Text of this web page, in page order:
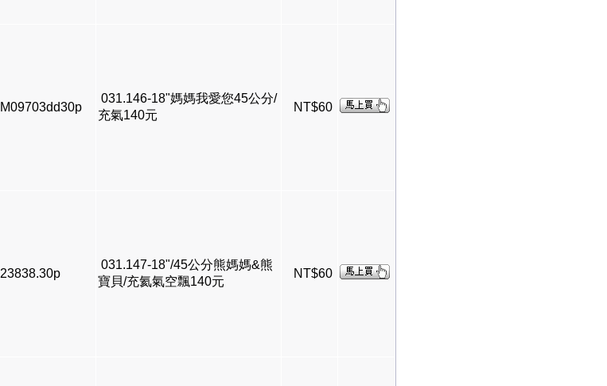
M09703dd30p
031.146-18"媽媽我愛您45公分/
充氣140元
NT$60
23838.30p
031.147-18"/45公分熊媽媽&熊
寶貝/充氦氣空飄140元
NT$60